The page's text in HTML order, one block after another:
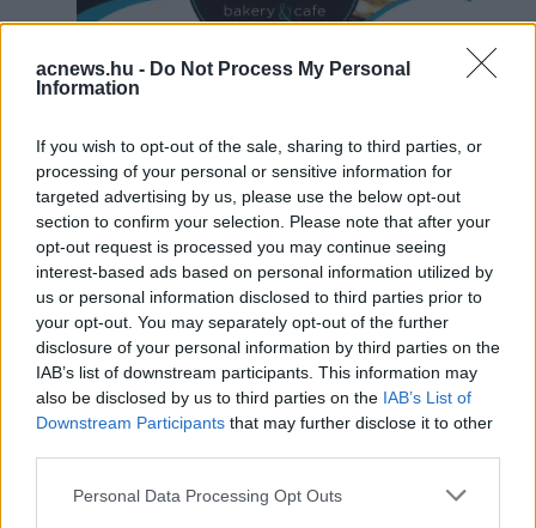
acnews.hu - Do Not Process My Personal
Information
If you wish to opt-out of the sale, sharing to third parties, or
processing of your personal or sensitive information for
targeted advertising by us, please use the below opt-out
section to confirm your selection. Please note that after your
opt-out request is processed you may continue seeing
interest-based ads based on personal information utilized by
us or personal information disclosed to third parties prior to
your opt-out. You may separately opt-out of the further
disclosure of your personal information by third parties on the
IAB’s list of downstream participants. This information may
also be disclosed by us to third parties on the IAB’s List of
Downstream Participants that may further disclose it to other
Please note that this website/app uses one or more Google
Personal Data Processing Opt Outs
Hirdetés